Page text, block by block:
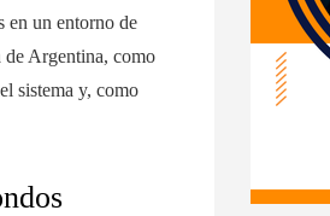
en un entorno de
de Argentina, como
sistema y, como